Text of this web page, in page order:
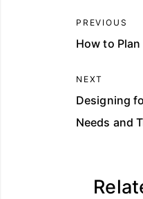
PREVIOUS
How to
NEXT
Designing
Needs and